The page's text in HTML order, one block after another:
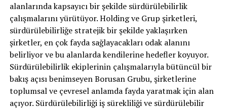
alanlarında kapsayıcı bir şekilde sürdürülebilirlik
çalışmalarını yürütüyor. Holding ve Grup şirketleri,
sürdürülebilirliğe stratejik bir şekilde yaklaşırken
şirketler, en çok fayda sağlayacakları odak alanını
belirliyor ve bu alanlarda kendilerine hedefler koyuyor.
Sürdürülebilirlik ekiplerinin çalışmalarıyla bütüncül bir
bakış açısı benimseyen Borusan Grubu, şirketlerine
toplumsal ve çevresel anlamda fayda yaratmak için alan
açıyor. Sürdürülebilirliği iş sürekliliği ve sürdürülebilir